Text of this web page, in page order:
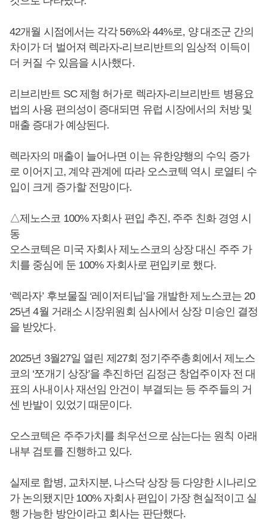
42개월 시점에서는 각각 56%와 44%로, 양 대조군 간의
차이가 더 벌어져 렉라자-리브리반트의 임상적 이득이
더 커질 수 있음을 시사했다.
리브리반트 SC 제형 허가로 렉라자-리브리반트 병용요
법의 사용 편의성이 증대되면 유럽 시장에서의 처방 및
매출 증대가 예상된다.
렉라자의 매출이 늘어나면 이는 유한양행의 수익 증가
로 이어지고, 계약 관계에 따라 오스코텍 역시 로열티 수
입이 크게 증가할 전망이다.
△제노스코 100% 자회사 편입 추진, 주주 친화 경영 시
동
오스코텍은 미국 자회사 제노스코의 상장 대신 주주 가
치를 중심에 둔 100% 자회사로 편입키로 했다.
‘렉라자’ 후보물질 ‘레이저티닙’을 개발한 제노스코는 20
25년 4월 거래소 시장위원회 심사에서 상장 미승인 결정
을 받았다.
2025년 3월27일 열린 제27회 정기주주총회에서 제노스
코의 ‘쪼개기 상장’을 추진하던 김정근 창업주이자 전 대
표의 사내이사 재선임 안건이 부결되는 등 주주들의 거
센 반발이 있었기 때문이다.
오스코텍은 주주가치를 최우선으로 삼는다는 원칙 아래
내부 검토를 진행하고 있다.
실제로 합병, 교차지분, 나스닥 상장 등 다양한 시나리오
가 논의됐지만 100% 자회사 편입이 가장 현실적이고 실
행 가능한 방안이라고 회사는 판단했다.